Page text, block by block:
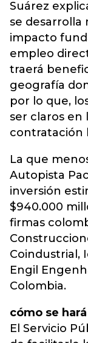
Suárez
se desarrolla
impacto
empleo
traerá
geografía
por lo que,
ser claros en
contratación
La que
Autopista
inversión
$940.000
firmas
Coindustrial,
Engil
Colombia.
cómo se
El Servicio